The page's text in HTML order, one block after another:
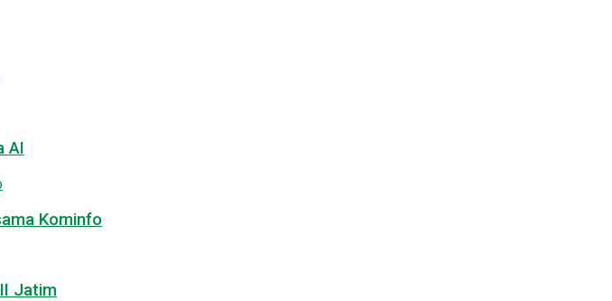
AI
Kominfo
Jatim